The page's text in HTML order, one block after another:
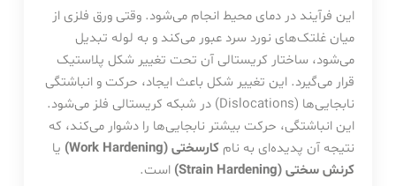
این فرآیند در دمای محیط انجام می‌شود. وقتی ورق فلزی از
میان غلتک‌های نورد سرد عبور می‌کند و به لوله تبدیل
می‌شود، ساختار کریستالی آن تحت تغییر شکل پلاستیک
قرار می‌گیرد. این تغییر شکل باعث ایجاد، حرکت و انباشتگی
نابجایی‌ها (Dislocations) در شبکه کریستالی فلز می‌شود.
این انباشتگی، حرکت بیشتر نابجایی‌ها را دشوار می‌کند، که
نتیجه آن پدیده‌ای به نام کارسختی (Work Hardening)
یا
کرنش سختی (Strain Hardening)
است.